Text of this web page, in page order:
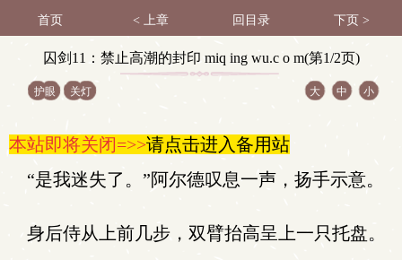
首页 < 上章 回目录 下页 >
囚剑11：禁止高潮的封印 miq ing wu.c o m(第1/2页)
护眼 关灯 大 中 小
本站即将关闭=>>请点击进入备用站
“是我迷失了。”阿尔德叹息一声，扬手示意。
身后侍从上前几步，双臂抬高呈上一只托盘。